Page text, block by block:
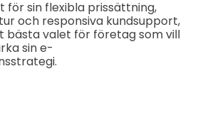
för sin flexibla prissättning,
och responsiva kundsupport,
bästa valet för företag som vill
sin e-